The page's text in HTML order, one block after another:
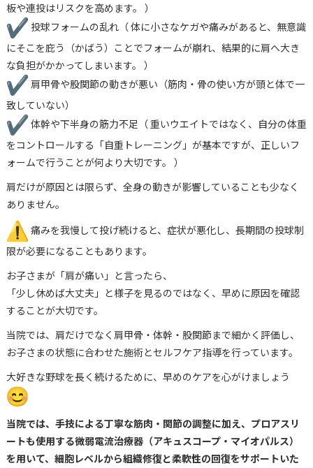
板や連投はリスクを高めます。 ）
投球フォームの乱れ（ 体に小さなケガや痛みがあると、無意識
にそこを庇う（かばう） ことでフォームが崩れ、 結果的に肩へ大き
な負担がかかってしまいます。 ）
肩甲骨や股関節の動きが悪い（筋肉・ 骨の使い方が頭と体で一
致していない）
体幹や下半身の筋力不足（ 重いウエイトではなく、自分の体重
をコントロールする「自重トレーニング」が基本ですが、 正しいフ
ォームで行うことが何より大切です。 ）
肩だけが原因とは限らず、 全身の動きが影響していることも少なく
ありません。
痛みを我慢して投げ続けると、症状が悪化し、 長期間の投球制
限が必要になることもあります。
お子さまが「肩が痛い」と言ったら、
「少し休めば大丈夫」と様子を見るのではなく、 早めに原因を確認
することが大切です。
当院では、肩だけでなく肩甲骨・体幹・股関節まで細かく評価し、
お子さまの状態に合わせた施術とセルフケア指導を行っています。
大好きな野球を長く続けるために、早めのケアを心がけましょう
当院では、手技による丁寧な筋肉・関節の調整に加え、 プロアスリ
ートも使用する微弱電流治療器（アキュスコープ・ マイオパルス）
を用いて、 細胞レベルから組織修復と柔軟性の回復をサポートいた